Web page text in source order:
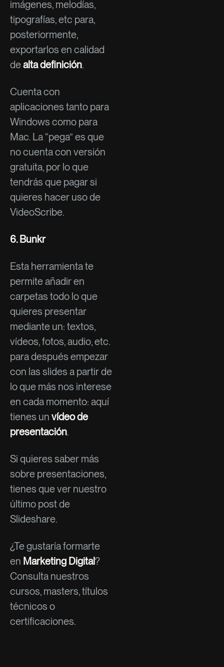
imágenes, melodías,
tipografías, etc para,
posteriormente,
exportarlos en calidad
dealta definición.
Cuenta con
aplicaciones tanto para
Windows como para
Mac. La “pega” es que
no cuenta con versión
gratuita, por lo que
tendrás que pagar si
quieres hacer uso de
VideoScribe.
6. Bunkr
Esta herramienta te
permite añadir en
carpetas todo lo que
quieres presentar
mediante un: textos,
vídeos, fotos, audio, etc.
para después empezar
con las slides a partir de
lo que más nos interese
en cada momento: aquí
tienes un vídeo de
presentación.
Si quieres saber más
sobre presentaciones,
tienes que ver nuestro
último post de
Slideshare.
¿Te gustaría formarte
en Marketing Digital?
Consulta nuestros
cursos, masters, títulos
técnicos o
certificaciones.